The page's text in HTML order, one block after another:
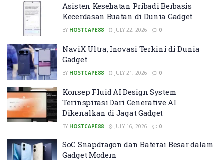
Asisten Kesehatan Pribadi Berbasis
Kecerdasan Buatan di Dunia Gadget
BY HOSTCAPE88 JULY 22, 2026 0
NaviX Ultra, Inovasi Terkini di Dunia
Gadget
BY HOSTCAPE88 JULY 21, 2026 0
Konsep Fluid AI Design System
Terinspirasi Dari Generative AI
Dikenalkan di Jagat Gadget
BY HOSTCAPE88 JULY 16, 2026 0
SoC Snapdragon dan Baterai Besar dalam
Gadget Modern